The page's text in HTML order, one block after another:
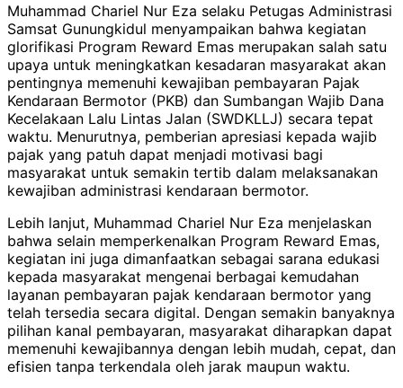
Muhammad Chariel Nur Eza selaku Petugas Administrasi
Samsat Gunungkidul menyampaikan bahwa kegiatan
glorifikasi Program Reward Emas merupakan salah satu
upaya untuk meningkatkan kesadaran masyarakat akan
pentingnya memenuhi kewajiban pembayaran Pajak
Kendaraan Bermotor (PKB) dan Sumbangan Wajib Dana
Kecelakaan Lalu Lintas Jalan (SWDKLLJ) secara tepat
waktu. Menurutnya, pemberian apresiasi kepada wajib
pajak yang patuh dapat menjadi motivasi bagi
masyarakat untuk semakin tertib dalam melaksanakan
kewajiban administrasi kendaraan bermotor.
Lebih lanjut, Muhammad Chariel Nur Eza menjelaskan
bahwa selain memperkenalkan Program Reward Emas,
kegiatan ini juga dimanfaatkan sebagai sarana edukasi
kepada masyarakat mengenai berbagai kemudahan
layanan pembayaran pajak kendaraan bermotor yang
telah tersedia secara digital. Dengan semakin banyaknya
pilihan kanal pembayaran, masyarakat diharapkan dapat
memenuhi kewajibannya dengan lebih mudah, cepat, dan
efisien tanpa terkendala oleh jarak maupun waktu.